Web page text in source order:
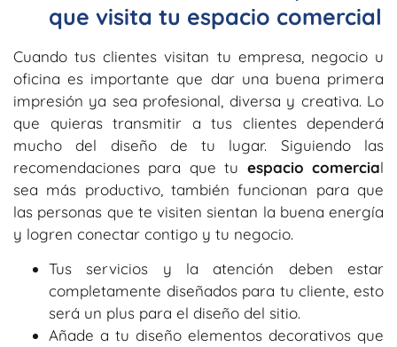
que visita tu espacio comercial
Cuando tus clientes visitan tu empresa, negocio u
oficina es importante que dar una buena primera
impresión ya sea profesional, diversa y creativa. Lo
que quieras transmitir a tus clientes dependerá
mucho del diseño de tu lugar. Siguiendo las
recomendaciones para que tu espacio comercial
sea más productivo, también funcionan para que
las personas que te visiten sientan la buena energía
y logren conectar contigo y tu negocio.
Tus servicios y la atención deben estar
completamente diseñados para tu cliente, esto
será un plus para el diseño del sitio.
Añade a tu diseño elementos decorativos que